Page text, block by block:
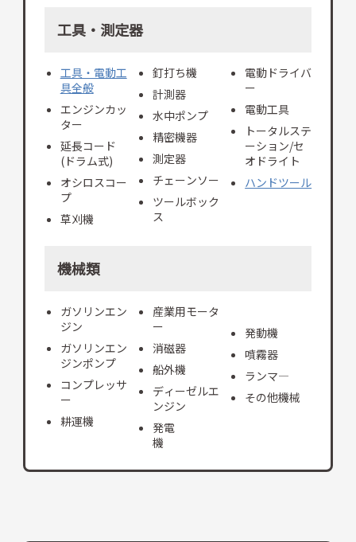
工具・測定器
工具・電動工
具全般
エンジンカッ
ター
延長コード
(ドラム式)
オシロスコー
プ
草刈機
釘打ち機
計測器
水中ポンプ
精密機器
測定器
チェーンソー
ツールボック
ス
電動ドライバ
ー
電動工具
トータルステ
ーション/セ
オドライト
ハンドツール
機械類
ガソリンエン
ジン
ガソリンエン
ジンポンプ
コンプレッサ
ー
耕運機
産業用モータ
ー
消磁器
船外機
ディーゼルエ
ンジン
発電
機
発動機
噴霧器
ランマ―
その他機械